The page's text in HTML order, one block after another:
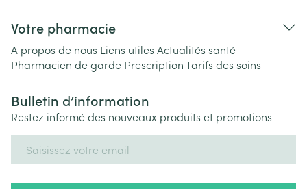
Votre pharmacie
A propos de nous Liens utiles Actualités santé
Pharmacien de garde PrescriptionTarifs des soins
Bulletin d’information
Restez informé des nouveaux produits et promotions